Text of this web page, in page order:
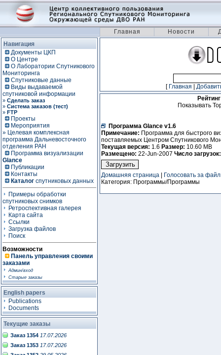
Главная Новости
Навигация
Документы ЦКП
О Центре
О Лаборатории Спутникового
Мониторинга
Спутниковые данные
Виды выдаваемой
спутниковой информации
» Сделать заказ
» Система заказов (тест)
» FTP
Проекты
Мероприятия
» Целевая комплексная
программа Дальневосточного
отделения РАН
Программа визуализации
Glance
Публикации
Контакты
Каталог спутниковых данных
Примеры обработки
спутниковых снимков
Ретроспективная галерея
Карта сайта
Ссылки
Загрузка файлов
Поиск
Возможности
Панель управления своими
заказами
Админ/вход
Старые заказы
English papers
Publications
Documents
Текущие заказы
Заказ 1354 17.07.2026
Заказ 1353 17.07.2026
[ Главная
Показывать
Программа Glance v1.6
Примечание: Программа для быстрого
поставляемых Центром Спутникового
Текущая версия: 1.6 Размер: 10.60 MB
Размещено: 22-Jun-2007 Число загрузок:
Домашняя страница Голосовать за файл
Категория: Программы/Программы